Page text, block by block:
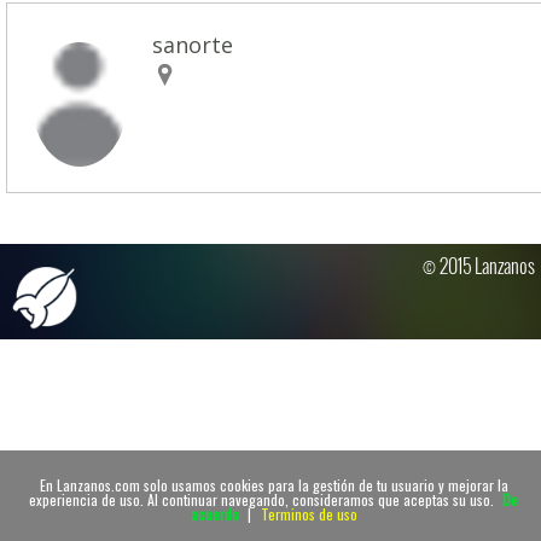
En Lanzanos.com solo usamos cookies para la gestión de tu usuario y mejorar la
experiencia de uso. Al continuar navegando, consideramos que aceptas su uso. De
acuerdo | Terminos de uso
sanorte
© 2015 Lanzanos